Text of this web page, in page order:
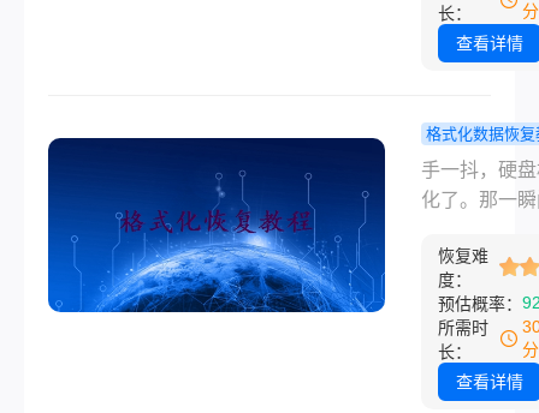
个分区，几
庭照片一瞬
慌，然后乱
反而让找回
更小。格式
文章就按从
复杂、从免
费的顺序，
真正管用的
清楚。覆盖
格式化、分
长：
查看详情
格式化数据恢复
硬盘格式化
恢复数据吗
法！
手一抖，硬
化了。那一
题：硬盘格
能恢复数据
案是——大概
能，但你得
多人误以为
恢复难
度：
预估概率：
所需时
长：
查看详情